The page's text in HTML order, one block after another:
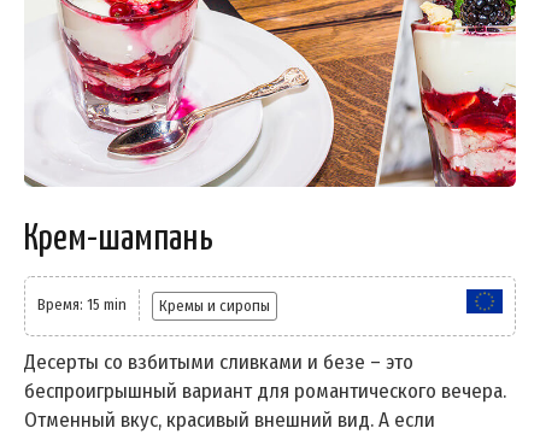
Крем-шампань
Время: 15 min Кремы и сиропы
Десерты со взбитыми сливками и безе – это
беспроигрышный вариант для романтического вечера.
Отменный вкус, красивый внешний вид. А если